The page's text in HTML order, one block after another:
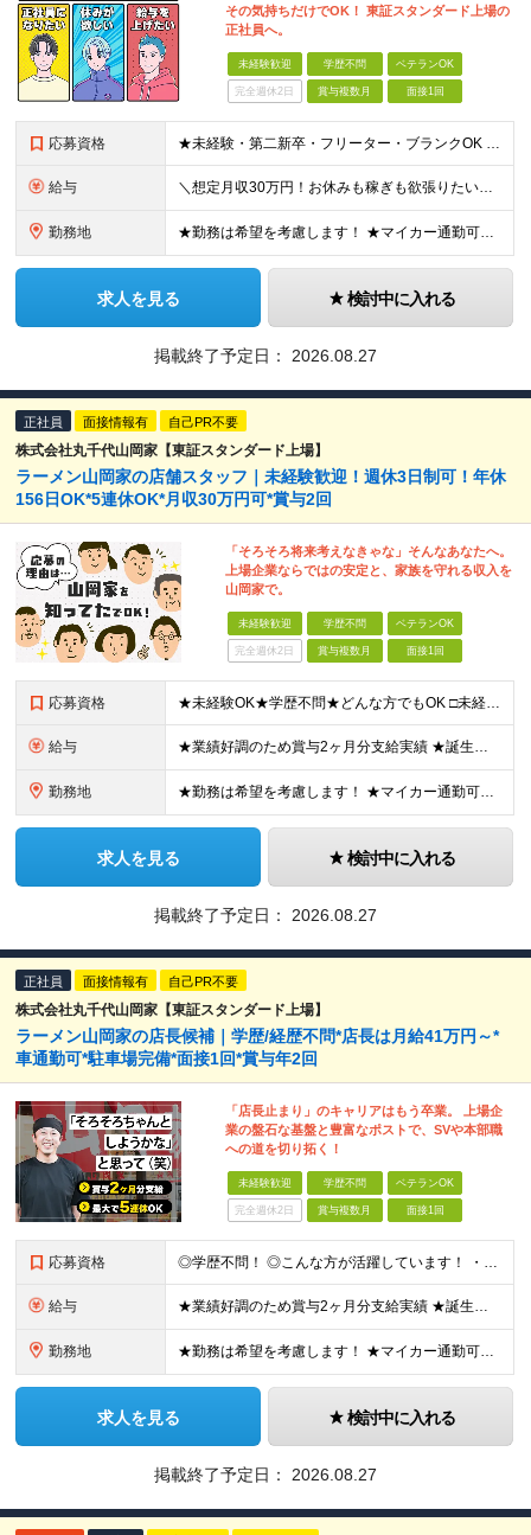
その気持ちだけでOK！ 東証スタンダード上場の
正社員へ。
未経験歓迎 学歴不問 ベテランOK
完全週休2日 賞与複数月 面接1回
応募資格 ★未経験・第二新卒・フリーター・ブランクOK ★学歴不問！ □転職回数が気になる方 □飲食業界にチャレンジしたい方 「やってみたい」という気持ちがあれば、皆さん大歓迎です♪ ◎こんな方が活躍して
給与 ＼想定月収30万円！お休みも稼ぎも欲張りたい方にピッタリ！／ ★業績好調のため賞与2ヶ月分支給実績 ★誕生日手当など手当充実 ★年2回昇給チャンス有 ★残業代全額支給（1分単位で支給） 月給25万
勤務地 ★勤務は希望を考慮します！ ★マイカー通勤可（駐車場完備） ★全国の各店舗で募集中！続々出店予定！ ～国内300店舗、47都道府県への展開を目標に出店中！～ ▼積極採用地域▼ ・中部（富山、石川、
求人を見る 検討中に入れる
掲載終了予定日： 2026.08.27
正社員 面接情報有 自己PR不要
株式会社丸千代山岡家【東証スタンダード上場】
ラーメン山岡家の店舗スタッフ｜未経験歓迎！週休3日制可！年休
156日OK*5連休OK*月収30万円可*賞与2回
「そろそろ将来考えなきゃな」そんなあなたへ。
上場企業ならではの安定と、家族を守れる収入を
山岡家で。
未経験歓迎 学歴不問 ベテランOK
完全週休2日 賞与複数月 面接1回
応募資格 ★未経験OK★学歴不問★どんな方でもOK □未経験・第二新卒・フリーター □ブランクがある方 □転職回数が気になる方 □飲食業界にチャレンジしたい方 「やってみたい」という気持ちがあれば、皆さん大
給与 ★業績好調のため賞与2ヶ月分支給実績 ★誕生日手当など手当充実 ★年2回昇給チャンス有＆入社1年で店長昇格可 ★残業代全額支給（1分単位で支給） 【週休3日制の場合】 月給25万8,960円以上（固
勤務地 ★勤務は希望を考慮します！ ★マイカー通勤可（駐車場完備） ★全国の各店舗で募集中！続々出店予定！ ～国内300店舗、47都道府県への展開を目標に出店中！～ ▼積極採用地域▼ ・中部（富山、石川、
求人を見る 検討中に入れる
掲載終了予定日： 2026.08.27
正社員 面接情報有 自己PR不要
株式会社丸千代山岡家【東証スタンダード上場】
ラーメン山岡家の店長候補｜学歴/経歴不問*店長は月給41万円～*
車通勤可*駐車場完備*面接1回*賞与年2回
「店長止まり」のキャリアはもう卒業。 上場企
業の盤石な基盤と豊富なポストで、SVや本部職
への道を切り拓く！
未経験歓迎 学歴不問 ベテランOK
完全週休2日 賞与複数月 面接1回
応募資格 ◎学歴不問！ ◎こんな方が活躍しています！ ・研修や制度面が整っている会社で働きたい方 ・店長やその先を目指したい方 ・給与を上げていきたい方 など □未経験・第二新卒・フリーター □ブランクがある
給与 ★業績好調のため賞与2ヶ月分支給実績 ★誕生日手当など手当充実 ★年2回昇給チャンス有＆入社1年で店長昇格可 ★残業代全額支給（1分単位で支給） ■月給24万円～36万円 ※残業代全額支給（1分単位
勤務地 ★勤務は希望を考慮します！ ★マイカー通勤可（駐車場完備） ★全国の各店舗で募集中！続々出店予定！ ～国内300店舗、47都道府県への展開を目標に出店中！～ ▼積極採用地域▼ ・中部（富山、石川、
求人を見る 検討中に入れる
掲載終了予定日： 2026.08.27